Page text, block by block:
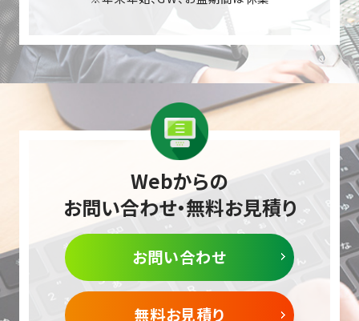
Webからの
お問い合わせ・無料お見積り
お問い合わせ
無料お見積り